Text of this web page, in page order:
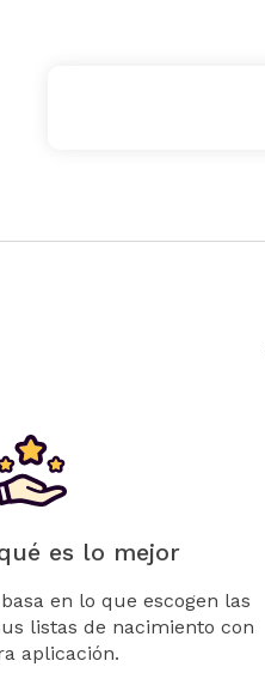
es lo mejor
en lo que escogen las
listas de nacimiento con
aplicación.